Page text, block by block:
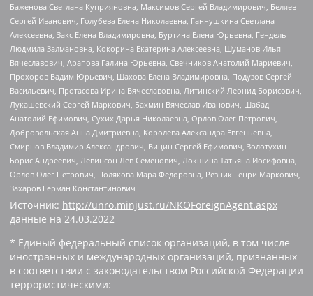
Баженова Светлана Куприяновна, Максимов Сергей Владимирович, Беляев
Сергей Иванович, Голубева Елена Николаевна, Ганнушкина Светлана
Алексеевна, Закс Елена Владимировна, Буртина Елена Юрьевна, Гендель
Людмила Залмановна, Кокорина Екатерина Алексеевна, Шуманов Илья
Вячеславович, Арапова Галина Юрьевна, Свечников Анатолий Мариевич,
Прохоров Вадим Юрьевич, Шахова Елена Владимировна, Подузов Сергей
Васильевич, Протасова Ирина Вячеславовна, Литинский Леонид Борисович,
Лукашевский Сергей Маркович, Бахмин Вячеслав Иванович, Шабад
Анатолий Ефимович, Сухих Дарья Николаевна, Орлов Олег Петрович,
Добровольская Анна Дмитриевна, Королева Александра Евгеньевна,
Смирнов Владимир Александрович, Вицин Сергей Ефимович, Золотухин
Борис Андреевич, Левинсон Лев Семенович, Локшина Татьяна Иосифовна,
Орлов Олег Петрович, Полякова Мара Федоровна, Резник Генри Маркович,
Захаров Герман Константинович
Источник: http://unro.minjust.ru/NKOForeignAgent.aspx
данные на 24.03.2022
* Единый федеральный список организаций, в том числе
иностранных и международных организаций, признанных
в соответствии с законодательством Российской Федерации
террористическими: